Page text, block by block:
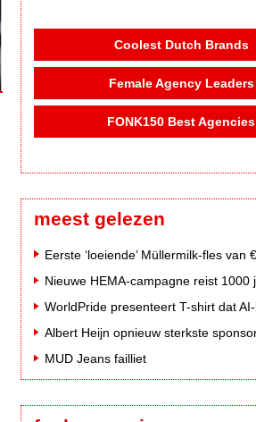
Coolest Dutch Brands
Female Agency Leaders
FONK150 Best Agencies
meest gelezen
MUD Jeans failliet